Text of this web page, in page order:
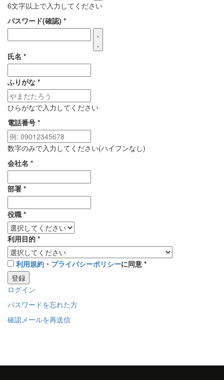
6文字以上で入力してください
パスワード(確認) *
氏名 *
ふりがな *
ひらがなで入力してください
電話番号 *
数字のみで入力してください(ハイフンなし)
会社名 *
部署 *
役職 *
利用目的 *
利用規約 ・ プライバシーポリシーに同意 *
登録
ログイン
パスワードを忘れた方
確認メールを再送信